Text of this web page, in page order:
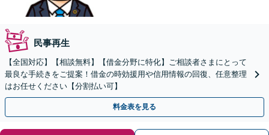
民事再生
【全国対応】【相談無料】【借金分野に特化】ご相談者さまにとって
最良な手続きをご提案！借金の時効援用や信用情報の回復、任意整理
はお任せください【分割払い可】
料金表を見る